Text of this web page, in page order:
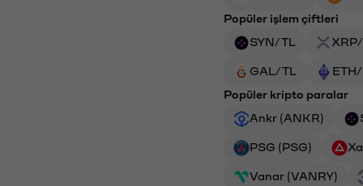
Popüler işlem çiftleri
SYN/TL
XRP/
GAL/TL ETH/
Popüler kripto paralar
Ankr (ANKR)
PSG (PSG)
Vanar (VANRY)